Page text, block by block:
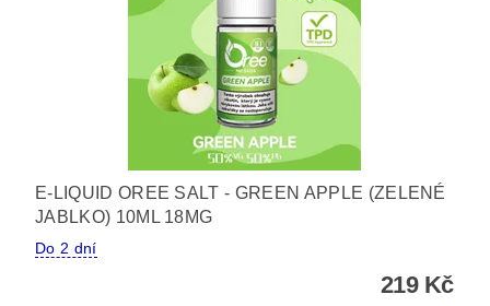
E-LIQUID OREE SALT - GREEN APPLE (ZELENÉ
JABLKO) 10ML 18MG
Do 2 dní
219 Kč